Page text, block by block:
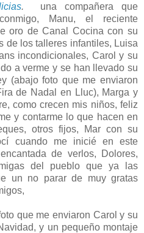
.
una compañera que
Manu, el reciente
oro de Canal Cocina con su
de los talleres infantiles, Luisa
incondicionales, Carol y su
a verme y se han llevado su
(abajo foto que me enviaron
de Nadal en Lluc), Marga y
como crecen mis niños, feliz
y contarme lo que hacen en
otros fijos, Mar con su
cuando me inicié en este
de verlos, Dolores,
del pueblo que ya las
un no parar de muy gratas
que me enviaron Carol y su
y un pequeño montaje